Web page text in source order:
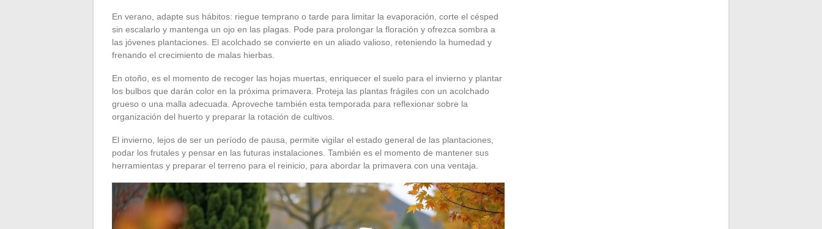
En verano, adapte sus hábitos: riegue temprano o tarde para limitar la evaporación, corte el césped
sin escalarlo y mantenga un ojo en las plagas. Pode para prolongar la floración y ofrezca sombra a
las jóvenes plantaciones. El acolchado se convierte en un aliado valioso, reteniendo la humedad y
frenando el crecimiento de malas hierbas.
En otoño, es el momento de recoger las hojas muertas, enriquecer el suelo para el invierno y plantar
los bulbos que darán color en la próxima primavera. Proteja las plantas frágiles con un acolchado
grueso o una malla adecuada. Aproveche también esta temporada para reflexionar sobre la
organización del huerto y preparar la rotación de cultivos.
El invierno, lejos de ser un período de pausa, permite vigilar el estado general de las plantaciones,
podar los frutales y pensar en las futuras instalaciones. También es el momento de mantener sus
herramientas y preparar el terreno para el reinicio, para abordar la primavera con una ventaja.